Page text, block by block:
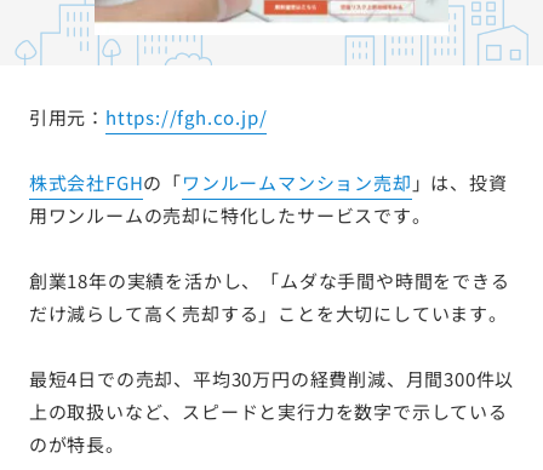
引用元： https://fgh.co.jp/
株式会社FGHの「ワンルームマンション売却 」は、投資
用ワンルームの売却に特化したサービスです。
創業18年の実績を活かし、「ムダな手間や時間をできる
だけ減らして高く売却する」ことを大切にしています。
最短4日での売却、平均30万円の経費削減、月間300件以
上の取扱いなど、スピードと実行力を数字で示している
のが特長。